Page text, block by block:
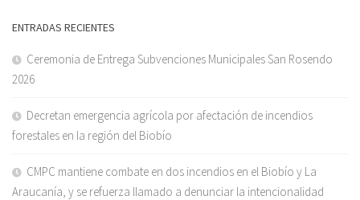
ENTRADAS RECIENTES
Ceremonia de Entrega Subvenciones Municipales San Rosendo
2026
Decretan emergencia agrícola por afectación de incendios
forestales en la región del Biobío
CMPC mantiene combate en dos incendios en el Biobío y La
Araucanía, y se refuerza llamado a denunciar la intencionalidad